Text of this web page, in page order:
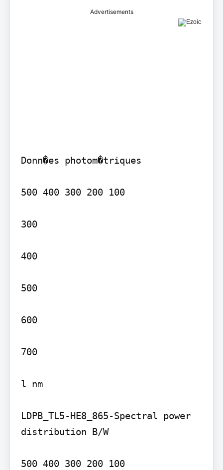
Advertisements
Donn�es photom�triques
500 400 300 200 100
300
400
500
600
700
l nm
LDPB_TL5-HE8_865-Spectral power
distribution B/W
500 400 300 200 100